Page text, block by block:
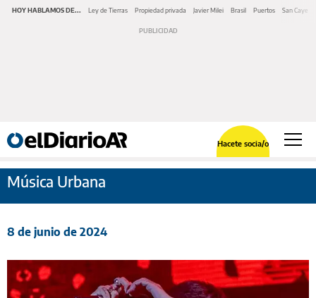
HOY HABLAMOS DE... Ley de Tierras Propiedad privada Javier Milei Brasil Puertos San
Hacete socia/o
Música Urbana
8 de junio de 2024